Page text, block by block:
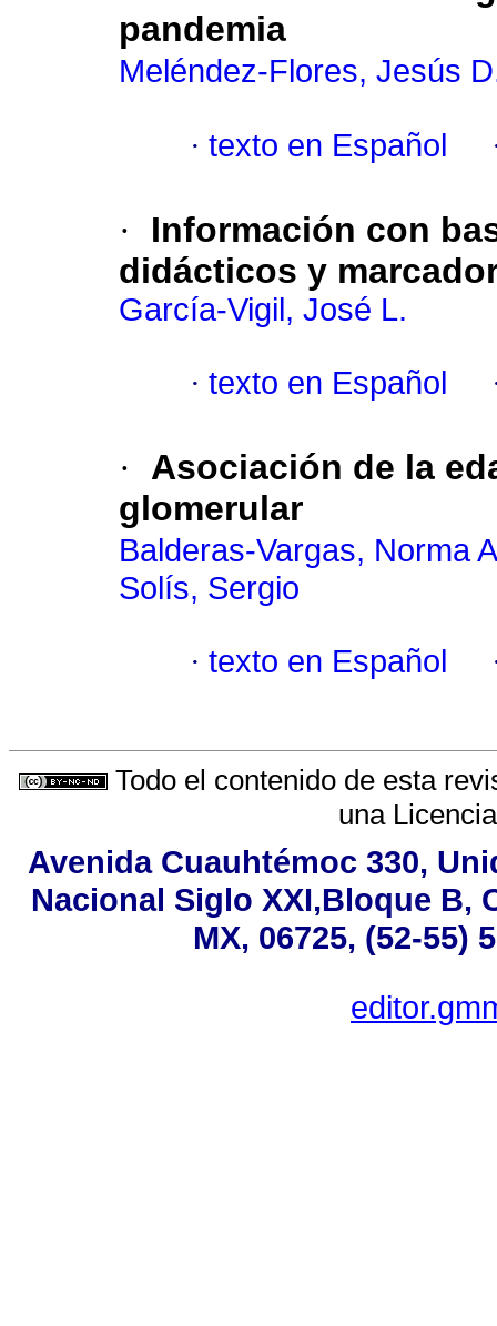
pandemia
Meléndez-Flores, Jesús
· texto en Español
·
Información con
didácticos y
García-Vigil, José L.
· texto en Español
·
Asociación de la
glomerular
Balderas-Vargas, Norma
Solís, Sergio
· texto en Español
Todo el contenido de esta
una
Avenida Cuauhtémoc 330,
Nacional Siglo XXI,Bloque B,
MX, 06725, (52-55)